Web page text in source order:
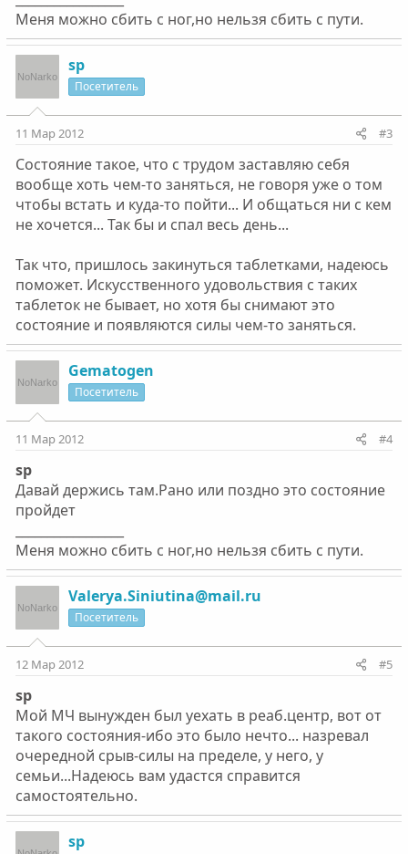
Меня можно сбить с ног,но нельзя сбить с пути.
sp
Посетитель
11 Мар 2012 #3
Состояние такое, что с трудом заставляю себя
вообще хоть чем-то заняться, не говоря уже о том
чтобы встать и куда-то пойти... И общаться ни с кем
не хочется... Так бы и спал весь день...
Так что, пришлось закинуться таблетками, надеюсь
поможет. Искусственного удовольствия с таких
таблеток не бывает, но хотя бы снимают это
состояние и появляются силы чем-то заняться.
Gematogen
Посетитель
11 Мар 2012 #4
sp
Давай держись там.Рано или поздно это состояние
пройдет
Меня можно сбить с ног,но нельзя сбить с пути.
Valerya.Siniutina@mail.ru
Посетитель
12 Мар 2012 #5
sp
Мой МЧ вынужден был уехать в реаб.центр, вот от
такого состояния-ибо это было нечто... назревал
очередной срыв-силы на пределе, у него, у
семьи...Надеюсь вам удастся справится
самостоятельно.
sp